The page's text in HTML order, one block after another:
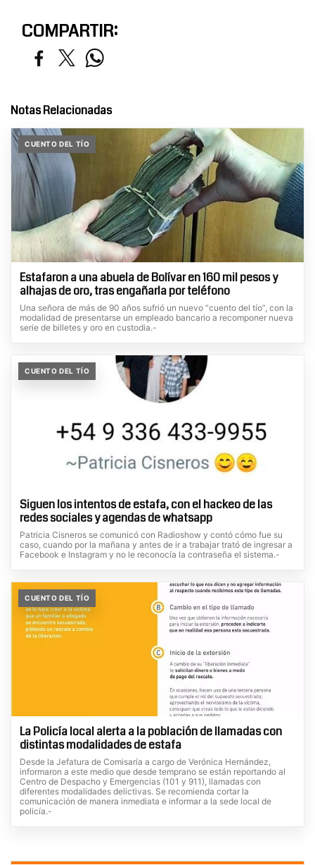
COMPARTIR:
Notas Relacionadas
CUENTO DEL TÍO
Estafaron a una abuela de Bolívar en 160 mil pesos y
alhajas de oro, tras engañarla por teléfono
Una señora de más de 90 años sufrió un nuevo “cuento del tío”, con la
modalidad de presentarse un empleado bancario a recomponer nueva
serie de billetes y oro en custodia.-
CUENTO DEL TÍO
Siguen los intentos de estafa, con el hackeo de las
redes sociales y agendas de whatsapp
Patricia Cisneros se comunicó con Radioshow y contó cómo fue su
caso, cuando por la mañana y antes de ir a trabajar trató de ingresar a
Facebook e Instagram y no le reconocía la contraseña el sistema.-
CUENTO DEL TÍO
La Policía local alerta a la población de llamadas con
distintas modalidades de estafa
Desde la Jefatura de Comisaría a cargo de Verónica Hernández,
informaron a este medio que desde temprano se están reportando al
Centro de Despacho y Emergencias (101 y 911), llamadas con
diferentes modalidades delictivas. Se recomienda cortar la
comunicación de manera inmediata e informar a la sede local de
policía.-